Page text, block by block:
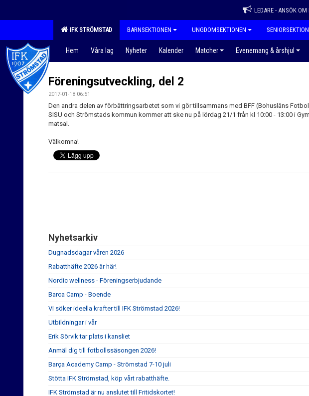
LEDARE - ANSÖK
IFK STRÖMSTAD BARNSEKTIONEN UNGDOMSEKTIONEN
Hem Våra lag Nyheter Kalender Matcher Evenemang & årshjul
Föreningsutveckling, del 2
2017-01-18 06:51
Den andra delen av förbättringsarbetet som vi gör tillsammans med BFF (Bohusläns
SISU och Strömstads kommun kommer att ske nu på lördag 21/1 från kl 10:00 - 13:00 i
matsal.
Välkomna!
Nyhetsarkiv
Dugnadsdagar våren 2026
Rabatthäfte 2026 är här!
Nordic wellness - Föreningserbjudande
Barca Camp - Boende
Vi söker ideella krafter till IFK Strömstad 2026!
Utbildningar i vår
Erik Sörvik tar plats i kansliet
Anmäl dig till fotbollssäsongen 2026!
Barça Academy Camp - Strömstad 7-10 juli
Stötta IFK Strömstad, köp vårt rabatthäfte.
IFK Strömstad är nu anslutet till Fritidskortet!